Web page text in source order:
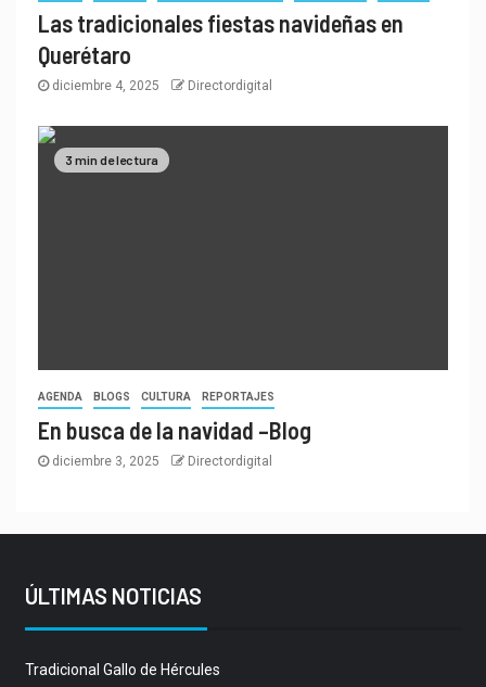
Las tradicionales fiestas navideñas en
Querétaro
diciembre 4, 2025 Directordigital
3 min de lectura
AGENDA BLOGS CULTURA REPORTAJES
En busca de la navidad –Blog
diciembre 3, 2025 Directordigital
ÚLTIMAS NOTICIAS
Tradicional Gallo de Hércules